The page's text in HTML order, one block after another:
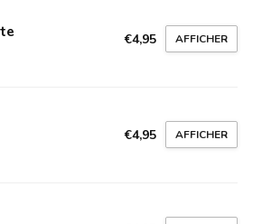
€4,95 AFFICHER
€4,95 AFFICHER